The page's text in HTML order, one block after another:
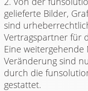
gelieferte Bilder,
sind
Vertragspartner für
Eine weitergehende
Veränderung sind
durch die
gestattet.